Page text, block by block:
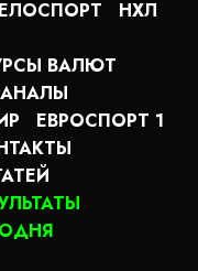
НХЛ
ВАЛЮТ
ЕВРОСПОРТ 1